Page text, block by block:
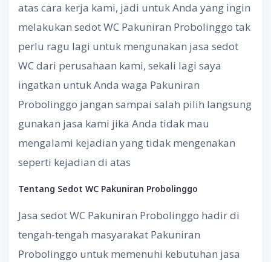
atas cara kerja kami, jadi untuk Anda yang ingin
melakukan sedot WC Pakuniran Probolinggo tak
perlu ragu lagi untuk mengunakan jasa sedot
WC dari perusahaan kami, sekali lagi saya
ingatkan untuk Anda waga Pakuniran
Probolinggo jangan sampai salah pilih langsung
gunakan jasa kami jika Anda tidak mau
mengalami kejadian yang tidak mengenakan
seperti kejadian di atas
Tentang Sedot WC Pakuniran Probolinggo
Jasa sedot WC Pakuniran Probolinggo hadir di
tengah-tengah masyarakat Pakuniran
Probolinggo untuk memenuhi kebutuhan jasa